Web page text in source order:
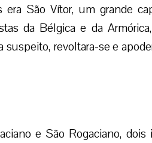
São Vítor, um grande
da Bélgica e da
revoltara-se e
e São Rogaciano, dois